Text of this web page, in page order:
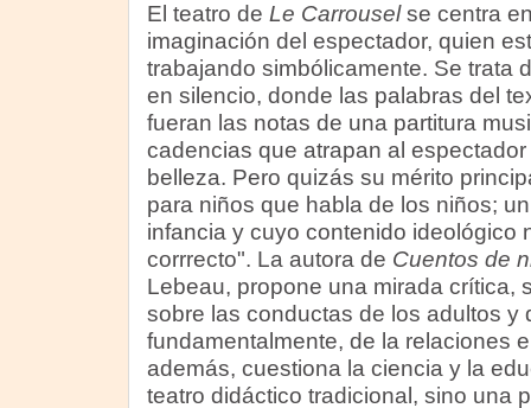
El teatro de Le Carrouselse centra
imaginación del espectador, quien
trabajando simbólicamente. Se trata
en silencio, donde las palabras del
fueran las notas de una partitura
cadencias que atrapan al
belleza. Pero quizás su mérito
para niños que habla de los niños;
infancia y cuyo contenido ideológico
corrrecto". La autora de Cuentos de
Lebeau, propone una mirada crítica,
sobre las conductas de los adultos y
fundamentalmente, de la relaciones
además, cuestiona la ciencia y la
teatro didáctico tradicional, sino una